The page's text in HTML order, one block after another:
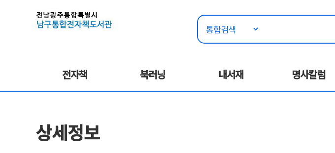
전자책 북러닝 내서재 명사칼럼
상세정보